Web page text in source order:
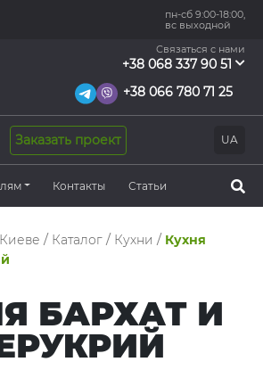
пн-сб 9:00-18:00,
вс выходной
Связаться с нами
+38 068 337 90 51
+38 066 780 71 25
UA
Заказать проект
Контакты Статьи
/ Каталог / Кухни / Кухня
БАРХАТ И